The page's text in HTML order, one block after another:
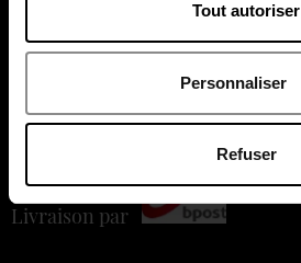
Tout autoriser
Personnaliser
Refuser
Payez en toute sécurité
Livraison par